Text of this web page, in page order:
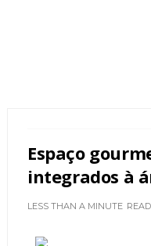
Espaço
integrados à
LESS THAN A MINUTE READ